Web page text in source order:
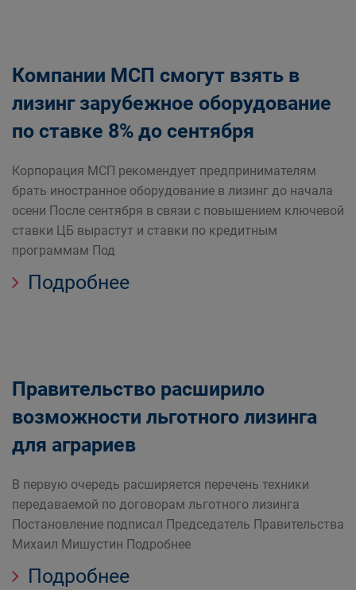
Компании МСП смогут взять в
лизинг зарубежное оборудование
по ставке 8% до сентября
Корпорация МСП рекомендует предпринимателям
брать иностранное оборудование в лизинг до начала
осени После сентября в связи с повышением ключевой
ставки ЦБ вырастут и ставки по кредитным
программам Под
Подробнее
Правительство расширило
возможности льготного лизинга
для аграриев
В первую очередь расширяется перечень техники
передаваемой по договорам льготного лизинга
Постановление подписал Председатель Правительства
Михаил Мишустин Подробнее
Подробнее